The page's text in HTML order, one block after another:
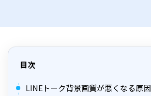
目次
LINEトーク背景画質が悪くなる原因